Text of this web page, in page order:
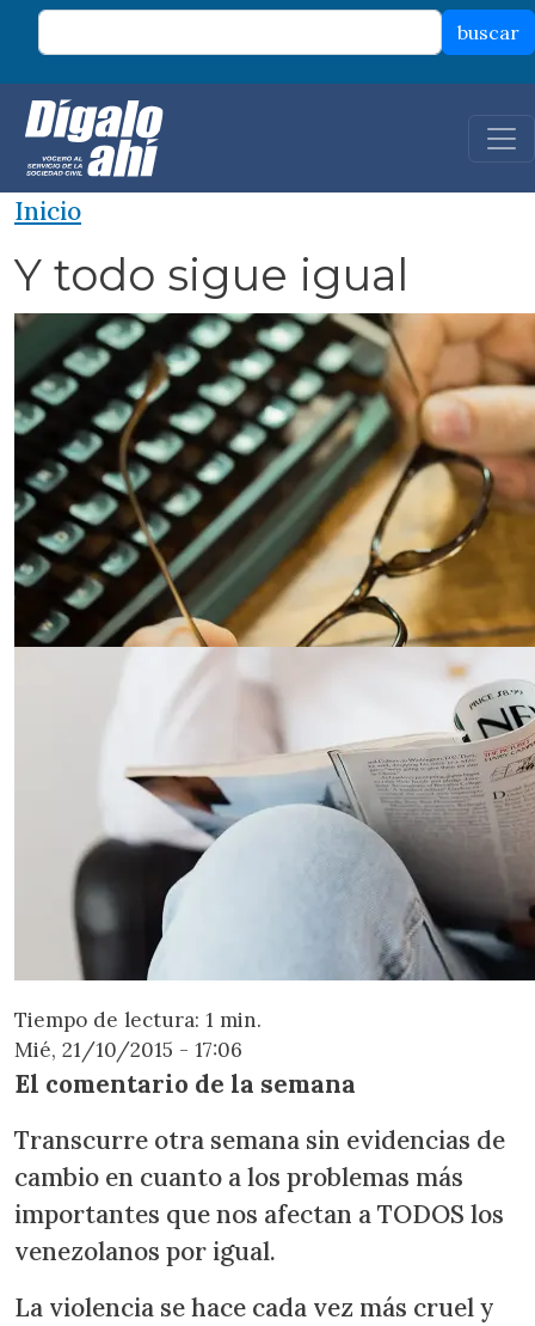
Pasar al contenido principal
buscar
Inicio
Y todo sigue igual
Tiempo de lectura: 1 min.
Mié, 21/10/2015 - 17:06
El comentario de la semana
Transcurre otra semana sin evidencias de
cambio en cuanto a los problemas más
importantes que nos afectan a TODOS los
venezolanos por igual.
La violencia se hace cada vez más cruel y